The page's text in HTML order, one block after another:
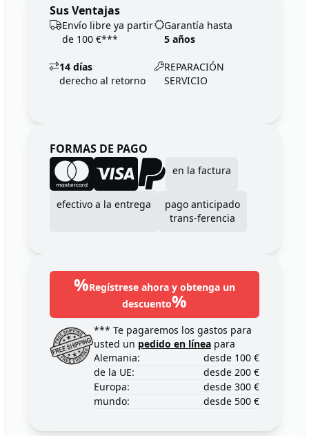
Sus Ventajas
Envío libre ya partir
de 100 €***
Garantía hasta
5 años
14 días
derecho al retorno
REPARACIÓN
SERVICIO
FORMAS DE PAGO
en la factura
efectivo a la entrega
pago anticipado
trans-ferencia
%Regístrese ahora y obtenga un
descuento%
*** Te pagaremos los gastos para
usted un pedido en línea para
Alemania:
desde 100 €
de la UE:
desde 200 €
Europa:
desde 300 €
mundo:
desde 500 €